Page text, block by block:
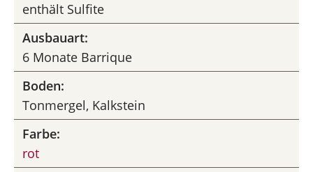
enthält Sulfite
Ausbauart:
6 Monate Barrique
Boden:
Tonmergel, Kalkstein
Farbe:
rot